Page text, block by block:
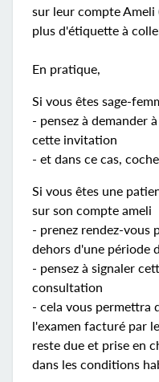
sur leur compte Ameli
plus d'étiquette à
En pratique,
Si vous êtes sage-
- pensez à demander
cette invitation
- et dans ce cas,
Si vous êtes une
sur son compte ameli
- prenez rendez-vous
dehors d'une période
- pensez à signaler
consultation
- cela vous permettra
l'examen facturé par
reste due et prise en
dans les conditions